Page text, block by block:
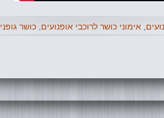
אימוני כושר לרוכבי אופנועים כושר